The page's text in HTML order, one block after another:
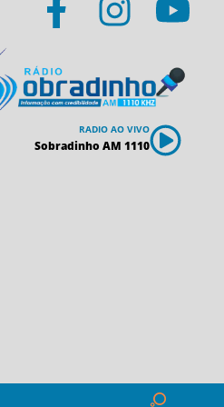
RADIO AO VIVO
Sobradinho AM 1110